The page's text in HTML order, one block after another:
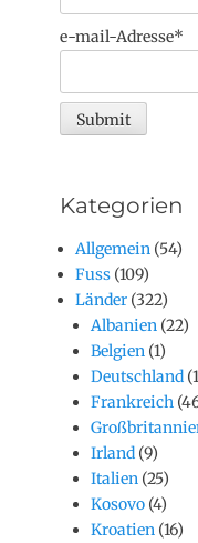
e-mail-Adresse*
Kategorien
Allgemein (54)
Fuss (109)
Länder (322)
Albanien (22)
Belgien (1)
Deutschland
Frankreich
Irland (9)
Italien (25)
Kosovo (4)
Kroatien (16)